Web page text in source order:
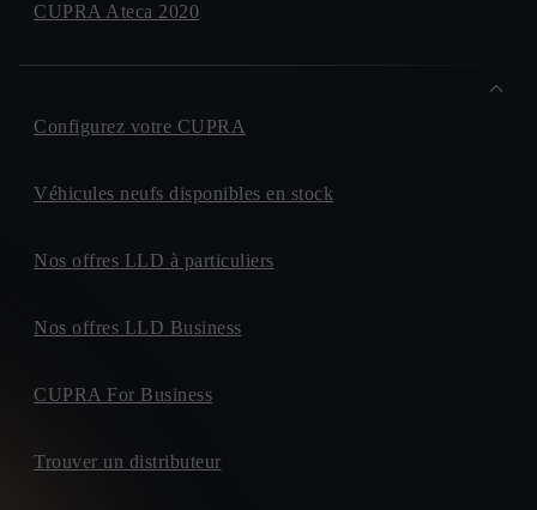
CUPRA Ateca 2020
Configurez votre CUPRA
Véhicules neufs disponibles en stock
Nos offres LLD à particuliers
Nos offres LLD Business
CUPRA For Business
Trouver un distributeur